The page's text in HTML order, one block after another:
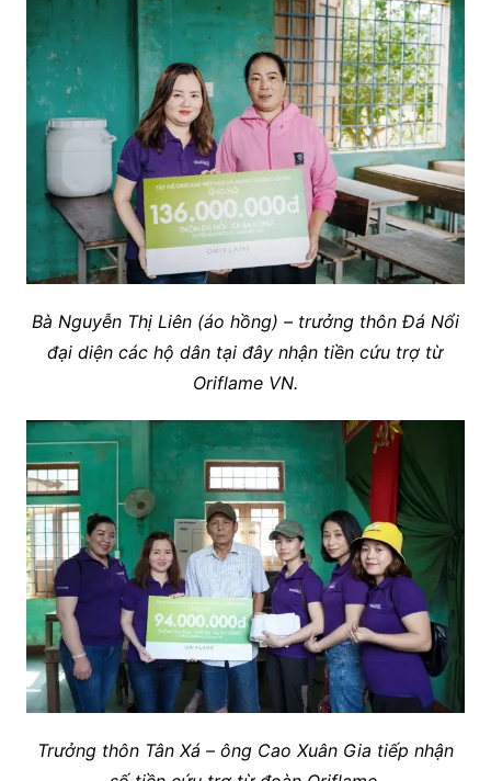
Bà Nguyễn Thị Liên (áo hồng) – trưởng thôn Đá Nổi
đại diện các hộ dân tại đây nhận tiền cứu trợ từ
Oriflame VN.
Trưởng thôn Tân Xá – ông Cao Xuân Gia tiếp nhận